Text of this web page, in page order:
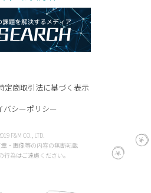
定商取引法に基づく表示
バシーポリシー
F&M CO., LTD.
・画像等の内容の無断転載
行為はご遠慮ください。